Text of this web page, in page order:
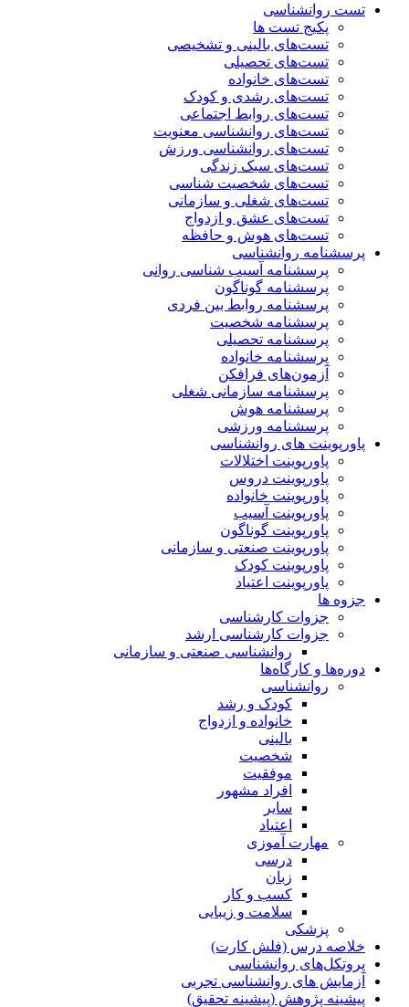
تست روانشناسی
پکیج تست ها
تست‌های بالینی و تشخیصی
تست‌های تحصیلی
تست‌های خانواده
تست‌های رشدی و کودک
تست‌های روابط اجتماعی
تست‌های روانشناسی معنویت
تست‌های روانشناسی ورزش
تست‌های سبک زندگی
تست‌های شخصیت شناسی
تست‌های شغلی و سازمانی
تست‌های عشق و ازدواج
تست‌های هوش و حافظه
پرسشنامه روانشناسی
پرسشنامه آسیب شناسی روانی
پرسشنامه گوناگون
پرسشنامه روابط بین فردی
پرسشنامه شخصیت
پرسشنامه تحصیلی
پرسشنامه خانواده
آزمون‌های فرافکن
پرسشنامه سازمانی شغلی
پرسشنامه هوش
پرسشنامه ورزشی
پاورپوینت های روانشناسی
پاورپوینت اختلالات
پاورپوینت دروس
پاورپوینت خانواده
پاورپوینت آسیب
پاورپوینت گوناگون
پاورپوینت صنعتی و سازمانی
پاورپوینت کودک
پاورپوینت اعتیاد
جزوه ها
جزوات کارشناسی
جزوات کارشناسی ارشد
روانشناسی صنعتی و سازمانی
دوره‌ها و کارگاه‌ها
روانشناسی
کودک و رشد
خانواده و ازدواج
بالینی
شخصیت
موفقیت
افراد مشهور
سایر
اعتیاد
مهارت آموزی
درسی
زبان
کسب و کار
سلامت و زیبایی
پزشکی
خلاصه درس (فلش کارت)
پروتکل‌های روانشناسی
آزمایش های روانشناسی تجربی
پیشینه پژوهش (پیشینه تحقیق)